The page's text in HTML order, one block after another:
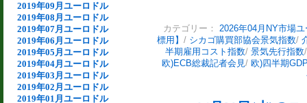
2019年09月ユーロドル
2019年08月ユーロドル
2019年07月ユーロドル
2019年06月ユーロドル
2019年05月ユーロドル
2019年04月ユーロドル
2019年03月ユーロドル
2019年02月ユーロドル
2019年01月ユーロドル
カテゴリー： 2026年04月NY市場
標用】 / シカゴ購買部協会景気指数/
半期雇用コスト指数/ 景気先行指数
欧)ECB総裁記者会見/ 欧)四半期